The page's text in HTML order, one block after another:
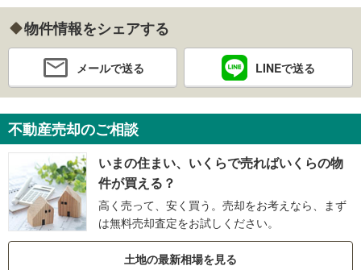
物件情報をシェアする
メールで送る LINEで送る
不動産売却のご相談
いまの住まい、いくらで売ればいくらの物
件が買える？
高く売って、安く買う。売却をお考えなら、まず
は無料売却査定をお試しください。
土地の最新相場を見る